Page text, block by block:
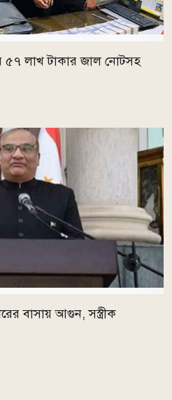
৫৭ লাখ টাকার জাল নোটসহ
বাসায় আগুন, সস্ত্রীক